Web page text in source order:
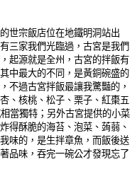
世宗飯店位在地鐵明洞站出
三家我們光臨過，古宮是我們
起源就是全州，古宮的拌飯有
中最大的不同，是黃銅碗盛的
不過古宮拌飯最讓我驚豔的，
、核桃、松子、栗子、紅棗五
當獨特；另外古宮提供的小菜
得酥脆的海苔、泡菜、蒟蒻、
味的，是生拌章魚，而飯後送
品味，吞完一碗公才發現忘了